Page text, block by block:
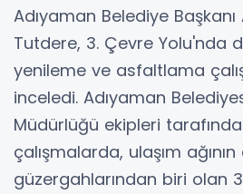
Adıyaman Belediye
Tutdere, 3. Çevre Yolu'nda
yenileme ve asfaltlama
inceledi. Adıyaman
Müdürlüğü ekipleri
çalışmalarda, ulaşım
güzergahlarından biri olan